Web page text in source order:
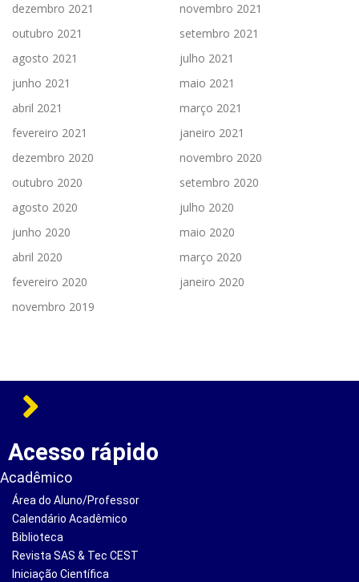
dezembro 2021
novembro 2021
outubro 2021
setembro 2021
agosto 2021
julho 2021
junho 2021
maio 2021
abril 2021
março 2021
fevereiro 2021
janeiro 2021
dezembro 2020
novembro 2020
outubro 2020
setembro 2020
agosto 2020
julho 2020
junho 2020
maio 2020
abril 2020
março 2020
fevereiro 2020
janeiro 2020
novembro 2019
Acesso rápido
Acadêmico
Área do Aluno/Professor
Calendário Acadêmico
Biblioteca
Revista SAS & Tec CEST
Iniciação Científica